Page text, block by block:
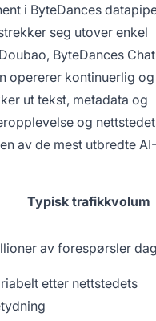
i ByteDances
seg utover enkel
ByteDances
opererer kontinuerlig
ut tekst, metadata og
og
av de mest utbredte AI-
Typisk trafikkvolum
av forespørsler
etter nettstedets